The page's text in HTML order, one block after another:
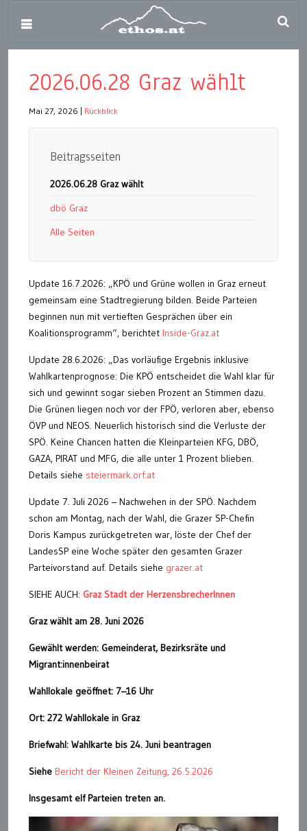
2026.06.28 Graz wählt
Mai 27, 2026 Rückblick
Beitragsseiten
2026.06.28 Graz wählt
dbö Graz
Alle Seiten
Update 16.7.2026: „KPÖ und Grüne wollen in Graz erneut
gemeinsam eine Stadtregierung bilden. Beide Parteien
beginnen nun mit vertieften Gesprächen über ein
Koalitionsprogramm“, berichtet Inside-Graz.at
Update 28.6.2026: „Das vorläufige Ergebnis inklusive
Wahlkartenprognose: Die KPÖ entscheidet die Wahl klar für
sich und gewinnt sogar sieben Prozent an Stimmen dazu.
Die Grünen liegen noch vor der FPÖ, verloren aber, ebenso
ÖVP und NEOS. Neuerlich historisch sind die Verluste der
SPÖ. Keine Chancen hatten die Kleinparteien KFG, DBÖ,
GAZA, PIRAT und MFG, die alle unter 1 Prozent blieben.
Details siehe steiermark.orf.at
Update 7. Juli 2026 – Nachwehen in der SPÖ. Nachdem
schon am Montag, nach der Wahl, die Grazer SP-Chefin
Doris Kampus zurückgetreten war, löste der Chef der
LandesSP eine Woche später den gesamten Grazer
Parteivorstand auf. Details siehe grazer.at
SIEHE AUCH: Graz Stadt der HerzensbrecherInnen
Graz wählt am 28. Juni 2026
Gewählt werden: Gemeinderat, Bezirksräte und
Migrant:innenbeirat
Wahllokale geöffnet: 7–16 Uhr
Ort: 272 Wahllokale in Graz
Briefwahl: Wahlkarte bis 24. Juni beantragen
Siehe Bericht der Kleinen Zeitung, 26.5.2026
Insgesamt elf Parteien treten an.